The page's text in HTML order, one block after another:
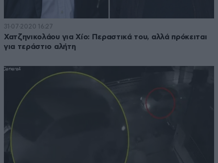
31·07·2020 16:27
Χατζηνικολάου για Χίο: Περαστικά του, αλλά πρόκειται
για τεράστιο αλήτη